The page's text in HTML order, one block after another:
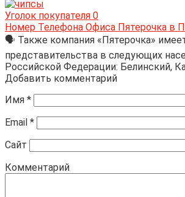
Уголок покупателя 0
Номер Телефона Офиса Пятерочка в
🗣 Также компания «Пятерочка»
представительства в следующих
Российской Федерации: Белинский,
Добавить комментарий
Имя *
Email *
Сайт
Комментарий